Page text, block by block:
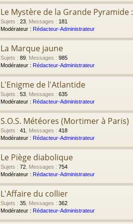
Le Mystère de la Grande
Sujets : 23 Messages : 181
Modérateur : Rédacteur-Administrateur
La Marque jaune
Sujets : 89 Messages : 985
Modérateur : Rédacteur-Administrateur
L'Enigme de l'Atlantide
Sujets : 53 Messages : 635
Modérateur : Rédacteur-Administrateur
S.O.S. Météores (Mortimer à Paris)
Sujets : 41 Messages : 418
Modérateur : Rédacteur-Administrateur
Le Piège diabolique
Sujets : 72 Messages : 754
Modérateur : Rédacteur-Administrateur
L'Affaire du collier
Sujets : 35 Messages : 362
Modérateur : Rédacteur-Administrateur